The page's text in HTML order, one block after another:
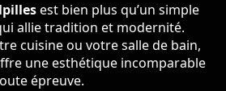
est bien plus qu’un simple
allie tradition et modernité.
cuisine ou votre salle de bain,
une esthétique incomparable
épreuve.